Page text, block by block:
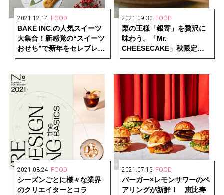
2021.12.14 FOOD
BAKE INC.の人気スイーツ
大集合！新感覚の“スイーツ
おせち”で新年をセレブレイ
ト。
2021.09.30 FOOD
栗の王様「銀寄」を贅沢に
味わう。「Mr.
CHEESECAKE」秋限定の
マロンフレーバーが数量限
2021.08.24 FOOD
シーズンごとに様々な業界
のクリエイターとコラ
2021.07.15 FOOD
バーガー×レモンサワーのペ
アリングが新鮮！ 恵比寿